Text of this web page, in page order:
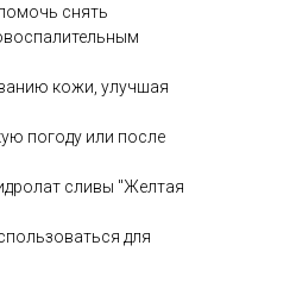
снять
кожи, улучшая
погоду или после
сливы "Желтая
для